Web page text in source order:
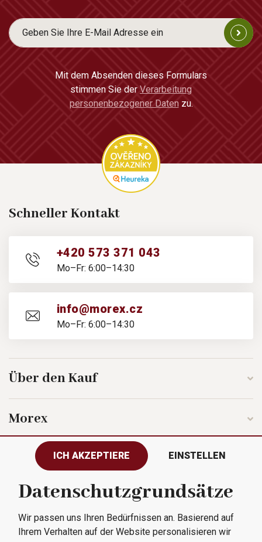
Mit dem Absenden dieses Formulars
stimmen Sie der Verarbeitung
personenbezogener Daten zu.
Schneller Kontakt
+420 573 371 043
Mo–Fr: 6:00–14:30
info@morex.cz
Mo–Fr: 6:00–14:30
Über den Kauf
Morex
Folgen Sie uns
Alle Rechte vorbehalten © 2023
Morex, spol. s r.o.
ICH AKZEPTIERE EINSTELLEN
Datenschutzgrundsätze
Wir passen uns Ihren Bedürfnissen an. Basierend auf
Ihrem Verhalten auf der Website personalisieren wir